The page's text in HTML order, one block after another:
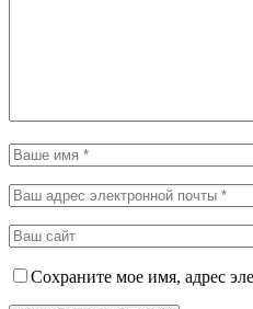
Сохраните мое имя, адрес